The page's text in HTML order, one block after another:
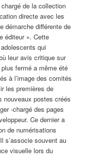
de la collection
directe avec les
démarche différente de
éditeur ». Cette
qui
leur avis critique sur
fermé a même été
à l’image des comités
les premières de
nouveaux postes créés
-chargé des pages
Ce dernier a
de numérisations
s’associe souvent au
visuelle lors du